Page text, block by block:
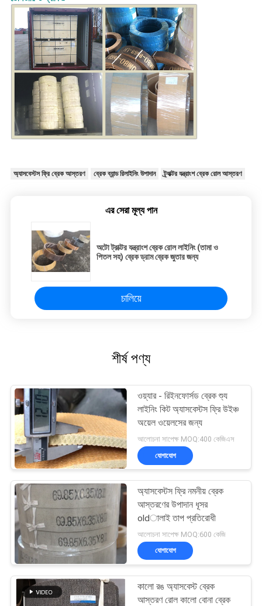
অ্যাসবেস্টস ফ্রি ব্রেক আস্তরণ ব্রেক ব্যান্ড রিলাইনিং উপাদান ট্র্যাক্টর যন্ত্রাংশ ব্রেক রোল আস্তরণ
এর সেরা মূল্য পান
অটো ট্রাক্টর যন্ত্রাংশ ব্রেক রোল লাইনিং (তামা ও
পিতল সহ) ব্রেক ড্রাম ব্রেক জুতার জন্য
চালিয়ে
শীর্ষ পণ্য
ওয়্যার - রিইনফোর্সড ব্রেক শ্যু
লাইনিং কিট অ্যাসবেস্টস ফ্রি উইঞ্চ
অয়েল ওয়েলসের জন্য
আলোচনা সাপেক্ষ MOQ:400 কেজিএস
যোগাযোগ
অ্যাসবেস্টস ফ্রি নমনীয় ব্রেক
আস্তরণের উপাদান ধূসর
oldালাই তাপ প্রতিরোধী
আলোচনা সাপেক্ষ MOQ:600 কেজি
যোগাযোগ
কালো রঙ অ্যাসবেস্ট ব্রেক
আস্তরণ রোল কালো বোনা ব্রেক